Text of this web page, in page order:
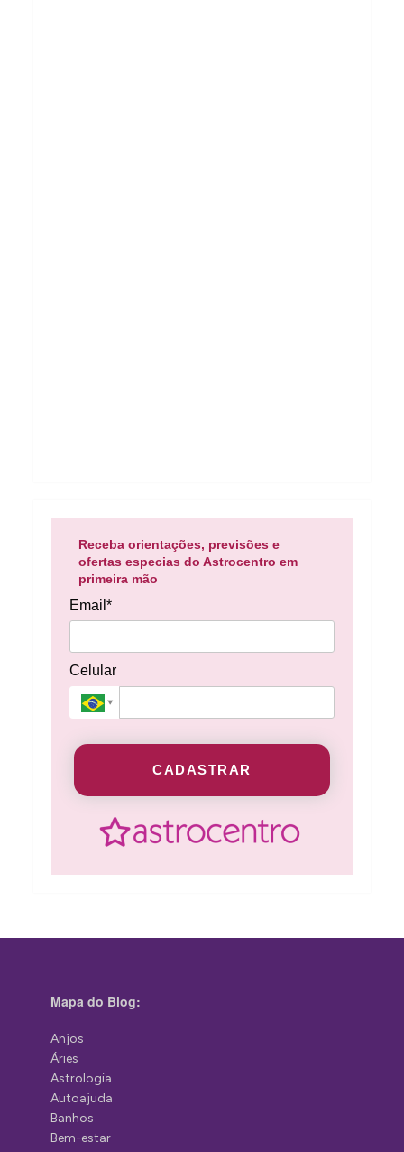
Receba orientações, previsões e
ofertas especias do Astrocentro em
primeira mão
Email*
Celular
CADASTRAR
Mapa do Blog:
Anjos
Áries
Astrologia
Autoajuda
Banhos
Bem-estar